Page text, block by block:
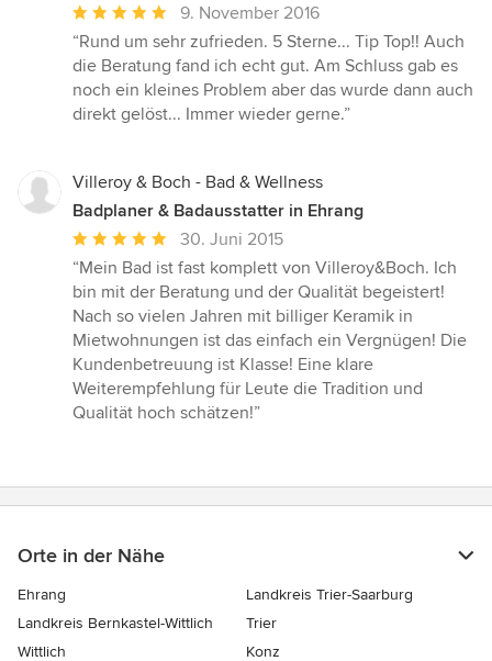
Durchschnittliche
Bewertung:
5
von
5
9. November 2016
“Rund um sehr zufrieden. 5 Sterne... Tip Top!! Auch
die Beratung fand ich echt gut. Am Schluss gab es
noch ein kleines Problem aber das wurde dann auch
direkt gelöst... Immer wieder gerne.”
Villeroy & Boch - Bad & Wellness
Badplaner & Badausstatter in Ehrang
Durchschnittliche
Bewertung:
5
von
5
Sternen
30. Juni 2015
“Mein Bad ist fast komplett von Villeroy&Boch. Ich
bin mit der Beratung und der Qualität begeistert!
Nach so vielen Jahren mit billiger Keramik in
Mietwohnungen ist das einfach ein Vergnügen! Die
Kundenbetreuung ist Klasse! Eine klare
Weiterempfehlung für Leute die Tradition und
Qualität hoch schätzen!”
Orte in der Nähe
Ehrang
Landkreis Trier-Saarburg
Landkreis Bernkastel-Wittlich
Trier
Wittlich
Konz